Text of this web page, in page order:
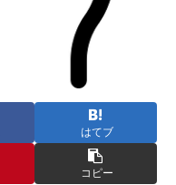
はてブ
コピー